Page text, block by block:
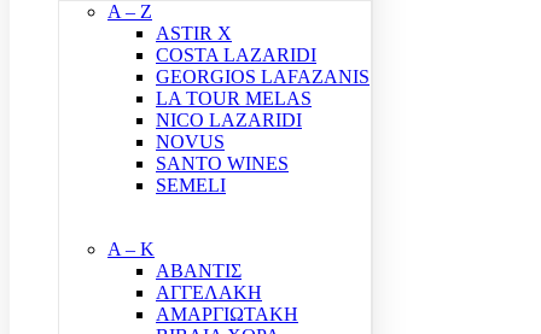
A – Z
ASTIR X
COSTA LAZARIDI
GEORGIOS LAFAZANIS
LA TOUR MELAS
NICO LAZARIDI
NOVUS
SANTO WINES
SEMELI
Α – Κ
ΑΒΑΝΤΙΣ
ΑΓΓΕΛΑΚΗ
ΑΜΑΡΓΙΩΤΑΚΗ